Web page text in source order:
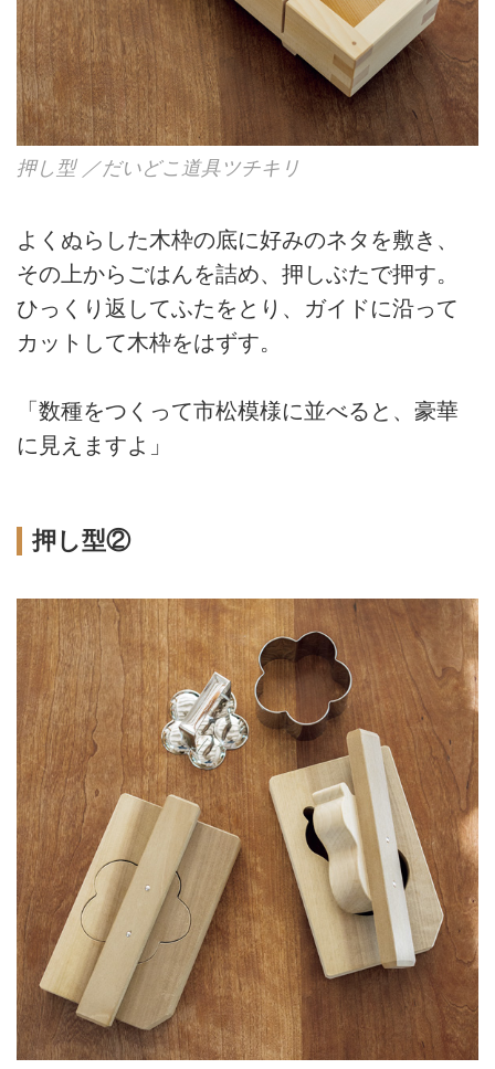
押し型 ／だいどこ道具ツチキリ
よくぬらした木枠の底に好みのネタを敷き、
その上からごはんを詰め、押しぶたで押す。
ひっくり返してふたをとり、ガイドに沿って
カットして木枠をはずす。
「数種をつくって市松模様に並べると、豪華
に見えますよ」
押し型②